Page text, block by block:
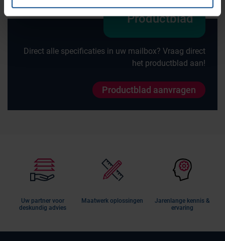
Productblad
Direct alle specificaties in uw mailbox? Vraag direct
het productblad aan!
Productblad aanvragen
Uw partner voor
deskundig advies
Maatwerk oplossingen
Jarenlange kennis &
ervaring